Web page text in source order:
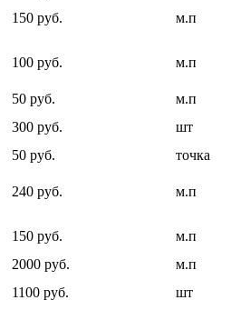
150 руб.
м.п
100 руб. м.п
50 руб.
м.п
300 руб.
шт
50 руб.
точка
240 руб. м.п
150 руб.
м.п
2000 руб.
м.п
1100 руб.
шт